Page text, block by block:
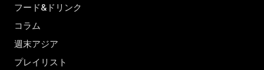
フード&ドリンク
コラム
週末アジア
プレイリスト